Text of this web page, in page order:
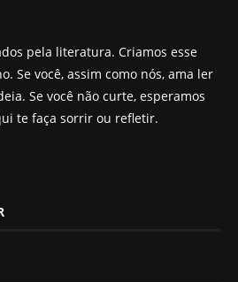
pela literatura. Criamos esse
Se você, assim como nós, ama ler
Se você não curte, esperamos
te faça sorrir ou refletir.